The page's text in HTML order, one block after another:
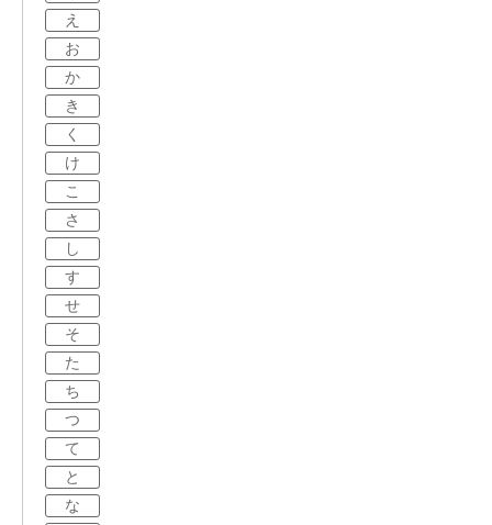
え
お
か
き
く
け
こ
さ
し
す
せ
そ
た
ち
つ
て
と
な